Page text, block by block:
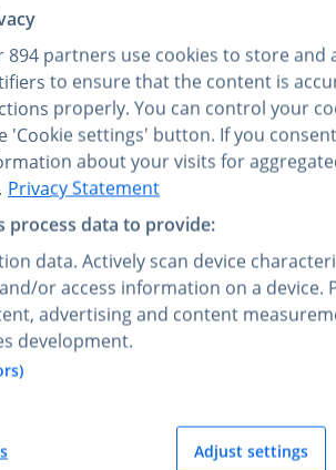
る
ブを取る
データに
消費者、市場、
思決定を支えるイ
Statistaを使って
人口統計デー
信頼性の高い
業界トップと自
894 partners use cookies to store and
to ensure that the content is
properly. You can control your
'Cookie settings' button. If you
about your visits for
Privacy Statement
process data to provide:
data. Actively scan device
or access information on a device.
advertising and content
development.
Adjust settings